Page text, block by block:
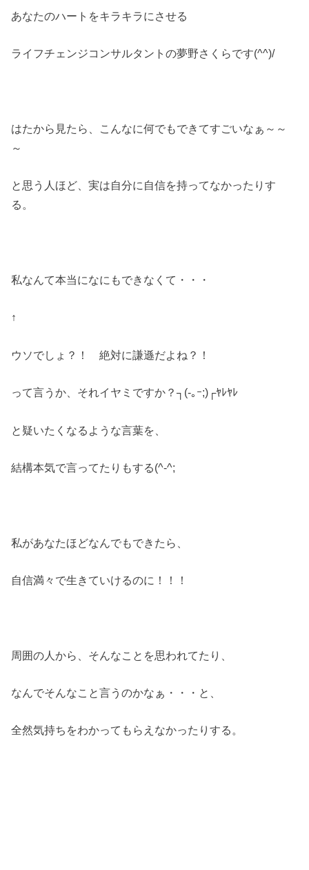
あなたのハートをキラキラにさせる
ライフチェンジコンサルタントの夢野さくらです(^^)/
はたから見たら、こんなに何でもできてすごいなぁ～～
～
と思う人ほど、実は自分に自信を持ってなかったりす
る。
私なんて本当になにもできなくて・・・
↑
ウソでしょ？！ 絶対に謙遜だよね？！
って言うか、それイヤミですか？┐(-｡ｰ;)┌ﾔﾚﾔﾚ
と疑いたくなるような言葉を、
結構本気で言ってたりもする(^-^;
私があなたほどなんでもできたら、
自信満々で生きていけるのに！！！
周囲の人から、そんなことを思われてたり、
なんでそんなこと言うのかなぁ・・・と、
全然気持ちをわかってもらえなかったりする。